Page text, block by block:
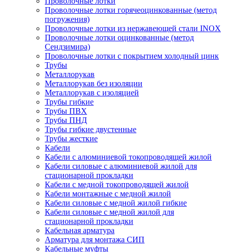
Проволочные лотки горячеоцинкованные (метод
погружения)
Проволочные лотки из нержавеющей стали INOX
Проволочные лотки оцинкованные (метод
Сендзимира)
Проволочные лотки с покрытием холодный цинк
Трубы
Металлорукав
Металлорукав без изоляции
Металлорукав с изоляцией
Трубы гибкие
Трубы ПВХ
Трубы ПНД
Трубы гибкие двустенные
Трубы жесткие
Кабели
Кабели с алюминиевой токопроводящей жилой
Кабели силовые с алюминиевой жилой для
стационарной прокладки
Кабели с медной токопроводящей жилой
Кабели монтажные с медной жилой
Кабели силовые с медной жилой гибкие
Кабели силовые с медной жилой для
стационарной прокладки
Кабельная арматура
Арматура для монтажа СИП
Кабельные муфты